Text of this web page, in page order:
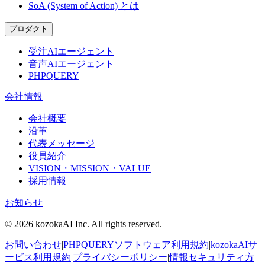
SoA (System of Action) とは
プロダクト
受注AIエージェント
音声AIエージェント
PHPQUERY
会社情報
会社概要
沿革
代表メッセージ
役員紹介
VISION・MISSION・VALUE
採用情報
お知らせ
© 2026 kozokaAI Inc. All rights reserved.
お問い合わせ|PHPQUERYソフトウェア利用規約|kozokaAIサ
ービス利用規約|プライバシーポリシー|情報セキュリティ方